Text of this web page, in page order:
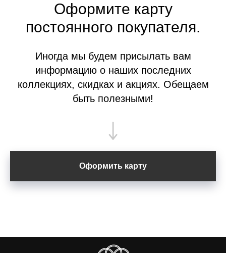
Оформите карту
постоянного покупателя.
Иногда мы будем присылать вам
информацию о наших последних
коллекциях, скидках и акциях. Обещаем
быть полезными!
Оформить карту